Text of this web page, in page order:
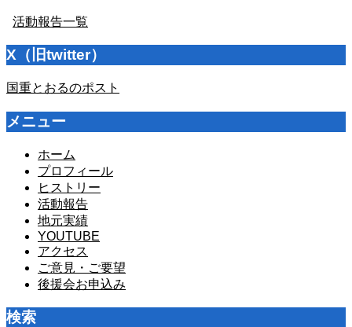
活動報告一覧
X（旧twitter）
国重とおるのポスト
メニュー
ホーム
プロフィール
ヒストリー
活動報告
地元実績
YOUTUBE
アクセス
ご意見・ご要望
後援会お申込み
検索